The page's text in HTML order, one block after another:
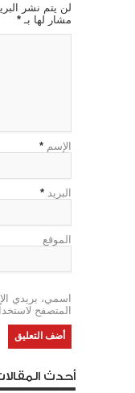
لن يتم نشر
مشار لها بـ *
الإسم *
البريد *
الموقع
اسمي، بريدي
المتصفح
أحدث